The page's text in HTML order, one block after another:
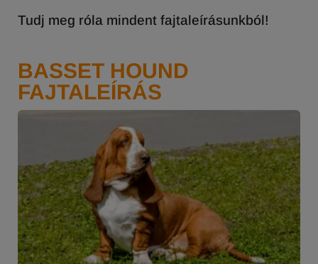
Tudj meg róla mindent fajtaleírásunkból!
BASSET HOUND
FAJTALEÍRÁS